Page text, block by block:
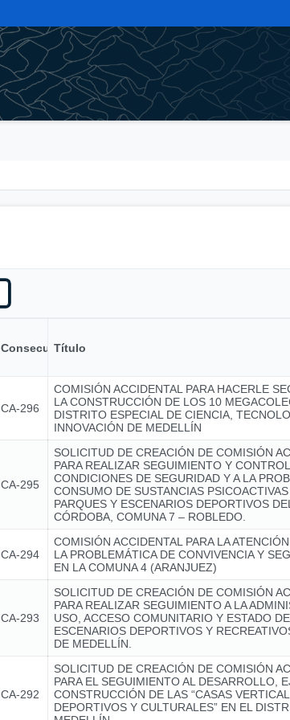
ConsecutivoTítulo
CA-296
COMISIÓN ACCIDENTAL PARA HACERLE
LA CONSTRUCCIÓN DE LOS 10
DISTRITO ESPECIAL DE CIENCIA,
INNOVACIÓN DE MEDELLÍN
CA-295
SOLICITUD DE CREACIÓN DE COMISIÓN
PARA REALIZAR SEGUIMIENTO Y
CONDICIONES DE SEGURIDAD Y A LA
CONSUMO DE SUSTANCIAS
PARQUES Y ESCENARIOS DEPORTIVOS
CÓRDOBA, COMUNA 7 – ROBLEDO.
CA-294
COMISIÓN ACCIDENTAL PARA LA
LA PROBLEMÁTICA DE CONVIVENCIA Y
EN LA COMUNA 4 (ARANJUEZ)
CA-293
SOLICITUD DE CREACIÓN DE COMISIÓN
PARA REALIZAR SEGUIMIENTO A LA
USO, ACCESO COMUNITARIO Y ESTADO
ESCENARIOS DEPORTIVOS Y
DE MEDELLÍN.
CA-292
SOLICITUD DE CREACIÓN DE COMISIÓN
PARA EL SEGUIMIENTO AL DESARROLLO,
CONSTRUCCIÓN DE LAS “CASAS
DEPORTIVOS Y CULTURALES” EN EL